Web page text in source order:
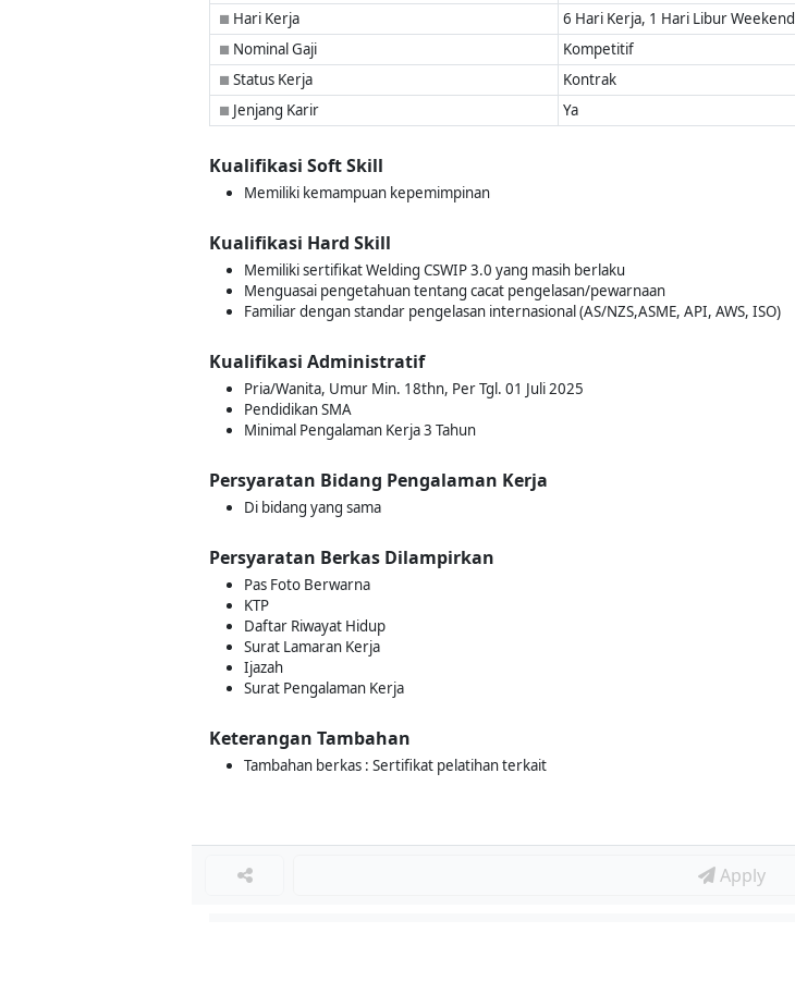
■ Hari Kerja 6 Hari Kerja, 1 Hari Libur Weekend
■ Nominal Gaji Kompetitif
■ Status Kerja Kontrak
■ Jenjang Karir Ya
Kualifikasi Soft Skill
Memiliki kemampuan kepemimpinan
Kualifikasi Hard Skill
Memiliki sertifikat Welding CSWIP 3.0 yang masih berlaku
Menguasai pengetahuan tentang cacat pengelasan/pewarnaan
Familiar dengan standar pengelasan internasional (AS/NZS,ASME, API, AWS, ISO)
Kualifikasi Administratif
Pria/Wanita, Umur Min. 18thn, Per Tgl. 01 Juli 2025
Pendidikan SMA
Minimal Pengalaman Kerja 3 Tahun
Persyaratan Bidang Pengalaman Kerja
Di bidang yang sama
Persyaratan Berkas Dilampirkan
Pas Foto Berwarna
KTP
Daftar Riwayat Hidup
Surat Lamaran Kerja
Ijazah
Surat Pengalaman Kerja
Keterangan Tambahan
Tambahan berkas : Sertifikat pelatihan terkait
Apply